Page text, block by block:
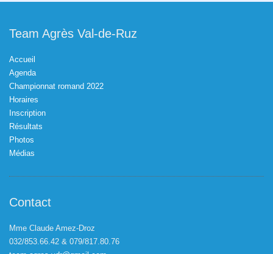
Team Agrès Val-de-Ruz
Accueil
Agenda
Championnat romand 2022
Horaires
Inscription
Résultats
Photos
Médias
Contact
Mme Claude Amez-Droz
032/853.66.42 & 079/817.80.76